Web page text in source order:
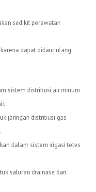
sedikit perawatan
dapat didaur ulang.
sistem distribusi air minum
jaringan distribusi gas
dalam sistem irigasi tetes
saluran drainase dan